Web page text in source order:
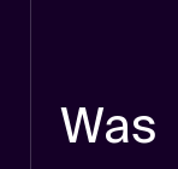
Was